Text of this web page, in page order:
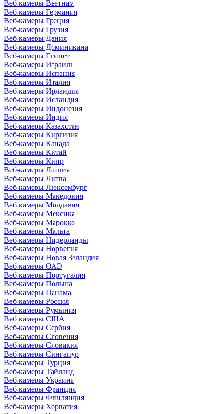
Веб-камеры Вьетнам
Веб-камеры Германия
Веб-камеры Греция
Веб-камеры Грузия
Веб-камеры Дания
Веб-камеры Доминикана
Веб-камеры Египет
Веб-камеры Израиль
Веб-камеры Испания
Веб-камеры Италия
Веб-камеры Ирландия
Веб-камеры Исландия
Веб-камеры Индонезия
Веб-камеры Индия
Веб-камеры Казахстан
Веб-камеры Киргизия
Веб-камеры Канада
Веб-камеры Китай
Веб-камеры Кипр
Веб-камеры Латвия
Веб-камеры Литва
Веб-камеры Люксембург
Веб-камеры Македония
Веб-камеры Молдавия
Веб-камеры Мексика
Веб-камеры Марокко
Веб-камеры Мальта
Веб-камеры Нидерланды
Веб-камеры Норвегия
Веб-камеры Новая Зеландия
Веб-камеры ОАЭ
Веб-камеры Португалия
Веб-камеры Польша
Веб-камеры Панама
Веб-камеры Россия
Веб-камеры Румыния
Веб-камеры США
Веб-камеры Сербия
Веб-камеры Словения
Веб-камеры Словакия
Веб-камеры Сингапур
Веб-камеры Турция
Веб-камеры Тайланд
Веб-камеры Украина
Веб-камеры Франция
Веб-камеры Финляндия
Веб-камеры Хорватия